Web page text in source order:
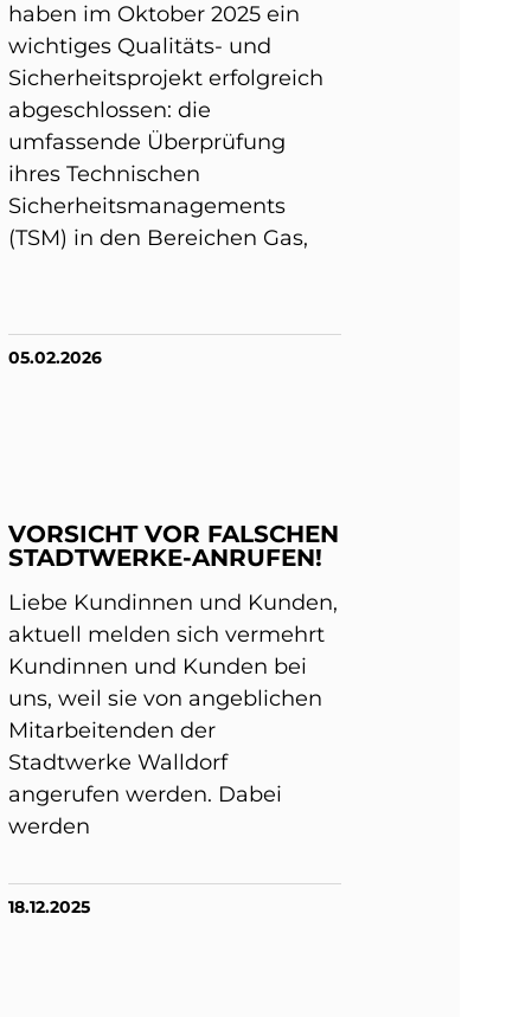
haben im Oktober 2025 ein
wichtiges Qualitäts- und
Sicherheitsprojekt erfolgreich
abgeschlossen: die
umfassende Überprüfung
ihres Technischen
Sicherheitsmanagements
(TSM) in den Bereichen Gas,
05.02.2026
VORSICHT VOR FALSCHEN
STADTWERKE-ANRUFEN!
Liebe Kundinnen und Kunden,
aktuell melden sich vermehrt
Kundinnen und Kunden bei
uns, weil sie von angeblichen
Mitarbeitenden der
Stadtwerke Walldorf
angerufen werden. Dabei
werden
18.12.2025